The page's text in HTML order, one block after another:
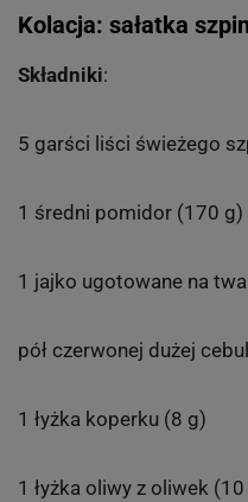
Kolacja: sałatka
Składniki:
5 garści liści świeżego
1 średni pomidor (170 g)
1 jajko ugotowane na
pół czerwonej dużej
1 łyżka koperku (8 g)
1 łyżka oliwy z oliwek